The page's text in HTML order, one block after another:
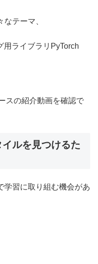
なテーマ、
用ライブラリPyTorch
スの紹介動画を確認で
ルを見つけるた
学習に取り組む機会があ